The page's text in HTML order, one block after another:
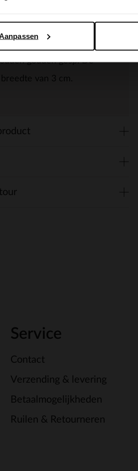
croco riem van
gouden gesp. De
van 3 cm.
Service
Contact
Verzending & levering
Betaalmogelijkheden
Ruilen & Retourneren